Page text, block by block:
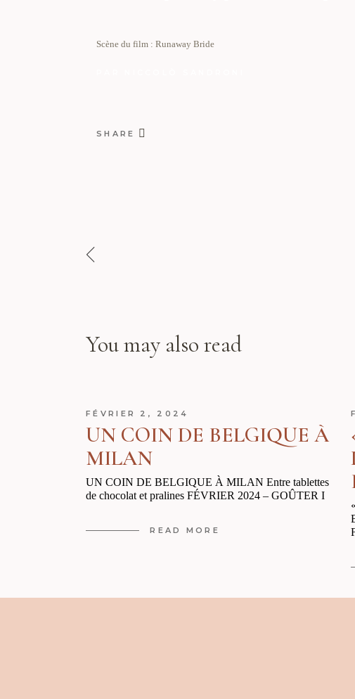
Scène du film : Runaway Bride
SHARE
You may also read
FÉVRIER 2, 2024
UN COIN DE BELGIQUE À
MILAN
UN COIN DE BELGIQUE À MILAN Entre tablettes
de chocolat et pralines FÉVRIER 2024 – GOÛTER I
READ MORE